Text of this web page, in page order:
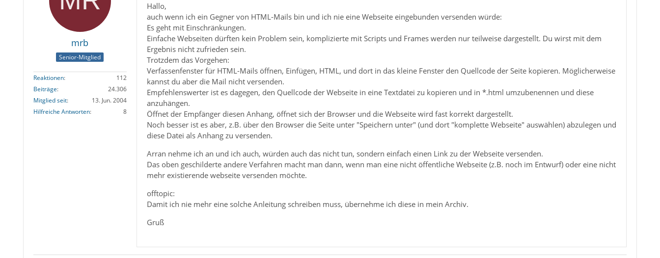
mrb
Senior-Mitglied
Reaktionen
112
Beiträge
24.306
Mitglied seit
13. Jun. 2004
Hilfreiche Antworten
8
Hallo,
auch wenn ich ein Gegner von HTML-Mails bin und ich nie eine Webseite eingebunden versenden würde:
Es geht mit Einschränkungen.
Einfache Webseiten dürften kein Problem sein, komplizierte mit Scripts und Frames werden nur teilweise dargestellt. Du wirst mit dem
Ergebnis nicht zufrieden sein.
Trotzdem das Vorgehen:
Verfassenfenster für HTML-Mails öffnen, Einfügen, HTML, und dort in das kleine Fenster den Quellcode der Seite kopieren. Möglicherweise
kannst du aber die Mail nicht versenden.
Empfehlenswerter ist es dagegen, den Quellcode der Webseite in eine Textdatei zu kopieren und in *.html umzubenennen und diese
anzuhängen.
Öffnet der Empfänger diesen Anhang, öffnet sich der Browser und die Webseite wird fast korrekt dargestellt.
Noch besser ist es aber, z.B. über den Browser die Seite unter "Speichern unter" (und dort "komplette Webseite" auswählen) abzulegen und
diese Datei als Anhang zu versenden.
Arran nehme ich an und ich auch, würden auch das nicht tun, sondern einfach einen Link zu der Webseite versenden.
Das oben geschilderte andere Verfahren macht man dann, wenn man eine nicht öffentliche Webseite (z.B. noch im Entwurf) oder eine nicht
mehr existierende webseite versenden möchte.
offtopic:
Damit ich nie mehr eine solche Anleitung schreiben muss, übernehme ich diese in mein Archiv.
Gruß